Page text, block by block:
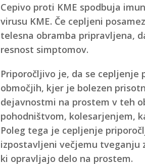
Cepivo proti KME spodbuja
virusu KME. Če cepljeni
telesna obramba pripravljena,
resnost simptomov.
Priporočljivo je, da se
območjih, kjer je bolezen
dejavnostmi na prostem v teh
pohodništvom, kolesarjenjem,
Poleg tega je cepljenje
izpostavljeni večjemu tveganju
ki opravljajo delo na prostem.